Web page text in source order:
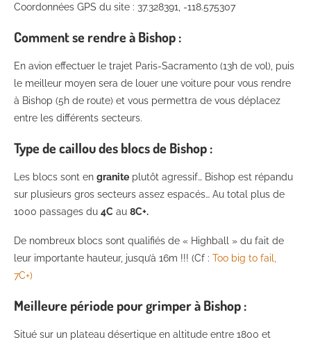
Coordonnées GPS du site : 37.328391, -118.575307
Comment se rendre à Bishop :
En avion effectuer le trajet Paris-Sacramento (13h de vol), puis
le meilleur moyen sera de louer une voiture pour vous rendre
à Bishop (5h de route) et vous permettra de vous déplacez
entre les différents secteurs.
Type de caillou des blocs de Bishop :
Les blocs sont en granite plutôt agressif… Bishop est répandu
sur plusieurs gros secteurs assez espacés… Au total plus de
1000 passages du 4C au 8C+.
De nombreux blocs sont qualifiés de « Highball » du fait de
leur importante hauteur, jusqu’à 16m !!! (Cf : Too big to fail,
7C+)
Meilleure période pour grimper à Bishop :
Situé sur un plateau désertique en altitude entre 1800 et